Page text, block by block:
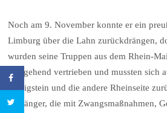
Noch am 9. November konnte er ein
Limburg über die Lahn zurückdrängen,
wurden seine Truppen aus dem Rhein-
weitgehend vertrieben und mussten sich
Königstein und die andere Rheinseite
Anhänger, die mit Zwangsmaßnahmen,